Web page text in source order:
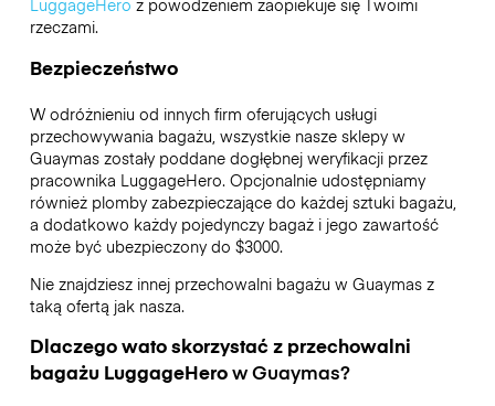
LuggageHero z powodzeniem zaopiekuje się Twoimi
rzeczami.
Bezpieczeństwo
W odróżnieniu od innych firm oferujących usługi
przechowywania bagażu, wszystkie nasze sklepy w
Guaymaszostały poddane dogłębnej weryfikacji przez
pracownika LuggageHero. Opcjonalnie udostępniamy
również plomby zabezpieczające do każdej sztuki bagażu,
a dodatkowo każdy pojedynczy bagaż i jego zawartość
może być ubezpieczony do $3000.
Nie znajdziesz innej przechowalni bagażu w Guaymasz
taką ofertą jak nasza.
Dlaczego wato skorzystać z przechowalni
bagażu LuggageHerowGuaymas?